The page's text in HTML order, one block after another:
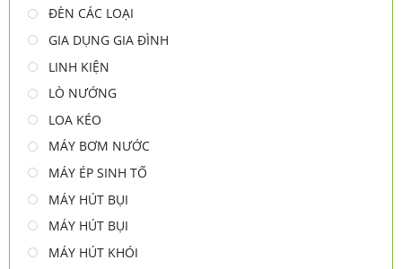
ĐÈN CÁC LOẠI
GIA DỤNG GIA ĐÌNH
LINH KIỆN
LÒ NƯỚNG
LOA KÉO
MÁY BƠM NƯỚC
MÁY ÉP SINH TỐ
MÁY HÚT BỤI
MÁY HÚT BỤI
MÁY HÚT KHÓI